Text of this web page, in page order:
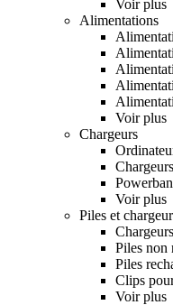
Voir plus
Alimentations
Voir plus
Chargeurs
Voir plus
Piles et
Piles non
Piles
Clips
Voir plus